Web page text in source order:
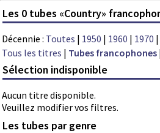
Les 0 tubes «Country»
Décennie : Toutes | 1950 | 1960 | 1970 |
Tous les titres | Tubes francophones
Sélection indisponible
Aucun titre disponible.
Veuillez modifier vos filtres.
Les tubes par genre